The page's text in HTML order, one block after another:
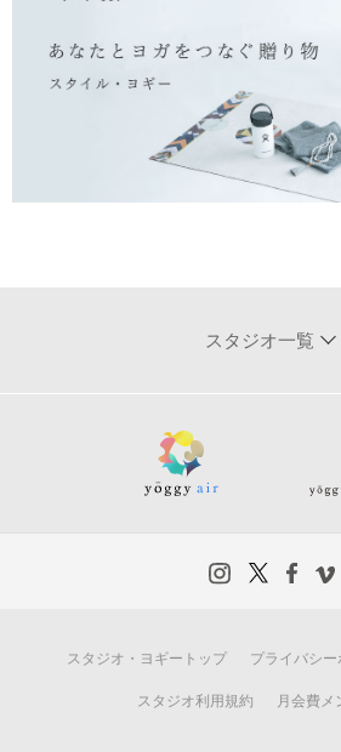
スタジオ一覧
スタジオ・ヨギートップ プライバシ
スタジオ利用規約 月会費メ